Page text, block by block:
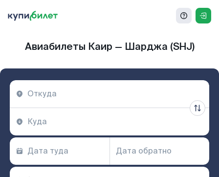
Авиабилеты Каир — Шарджа (SHJ)